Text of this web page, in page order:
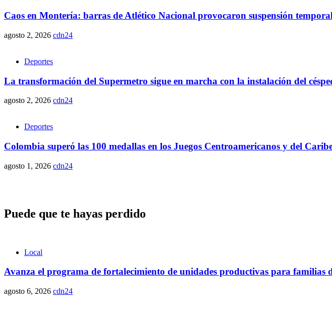
Caos en Montería: barras de Atlético Nacional provocaron suspensión
agosto 2, 2026 cdn24
Deportes
La transformación del Supermetro sigue en marcha con la instalación del
agosto 2, 2026 cdn24
Deportes
Colombia superó las 100 medallas en los Juegos Centroamericanos y del
agosto 1, 2026 cdn24
Puede que te hayas perdido
Local
Avanza el programa de fortalecimiento de unidades productivas para
agosto 6, 2026 cdn24